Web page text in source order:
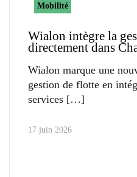
Mobilité
Wialon intègre la
directement dans
Wialon marque une
gestion de flotte en
services
17 juin 2026